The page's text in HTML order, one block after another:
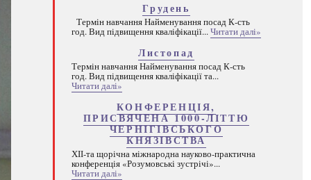
Грудень
Термін навчання Найменування посад К-сть
год. Вид підвищення кваліфікації...Читати далі»
Листопад
Термін навчання Найменування посад К-сть
год. Вид підвищення кваліфікації та...
Читати далі»
КОНФЕРЕНЦІЯ,
ПРИСВЯЧЕНА 1000-ЛІТТЮ
ЧЕРНІГІВСЬКОГО
КНЯЗІВСТВА
ХІІ-та щорічна міжнародна науково-практична
конференція «Розумовські зустрічі»...
Читати далі»